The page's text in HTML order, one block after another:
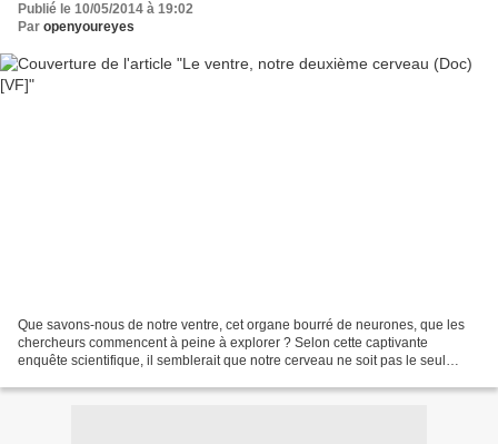
Publié le 10/05/2014 à 19:02
Par openyoureyes
Que savons-nous de notre ventre, cet organe bourré de neurones, que les
chercheurs commencent à peine à explorer ? Selon cette captivante
enquête scientifique, il semblerait que notre cerveau ne soit pas le seul